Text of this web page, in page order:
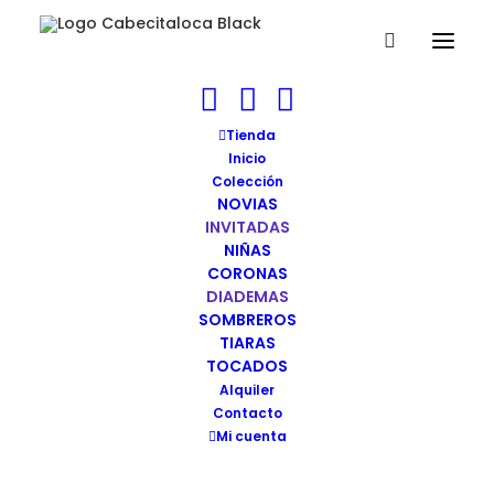
Tienda
Inicio
Colección
NOVIAS
INVITADAS
NIÑAS
CORONAS
DIADEMAS
SOMBREROS
TIARAS
TOCADOS
Alquiler
Contacto
Mi cuenta